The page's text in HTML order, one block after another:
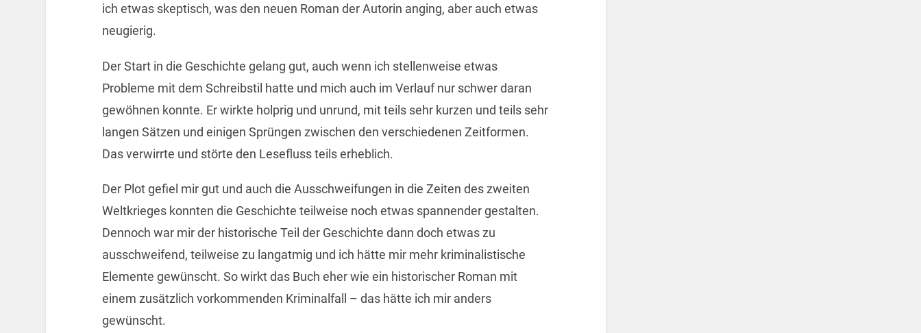
ich etwas skeptisch, was den neuen Roman der Autorin anging, aber auch etwas
neugierig.
Der Start in die Geschichte gelang gut, auch wenn ich stellenweise etwas
Probleme mit dem Schreibstil hatte und mich auch im Verlauf nur schwer daran
gewöhnen konnte. Er wirkte holprig und unrund, mit teils sehr kurzen und teils sehr
langen Sätzen und einigen Sprüngen zwischen den verschiedenen Zeitformen.
Das verwirrte und störte den Lesefluss teils erheblich.
Der Plot gefiel mir gut und auch die Ausschweifungen in die Zeiten des zweiten
Weltkrieges konnten die Geschichte teilweise noch etwas spannender gestalten.
Dennoch war mir der historische Teil der Geschichte dann doch etwas zu
ausschweifend, teilweise zu langatmig und ich hätte mir mehr kriminalistische
Elemente gewünscht. So wirkt das Buch eher wie ein historischer Roman mit
einem zusätzlich vorkommenden Kriminalfall – das hätte ich mir anders
gewünscht.